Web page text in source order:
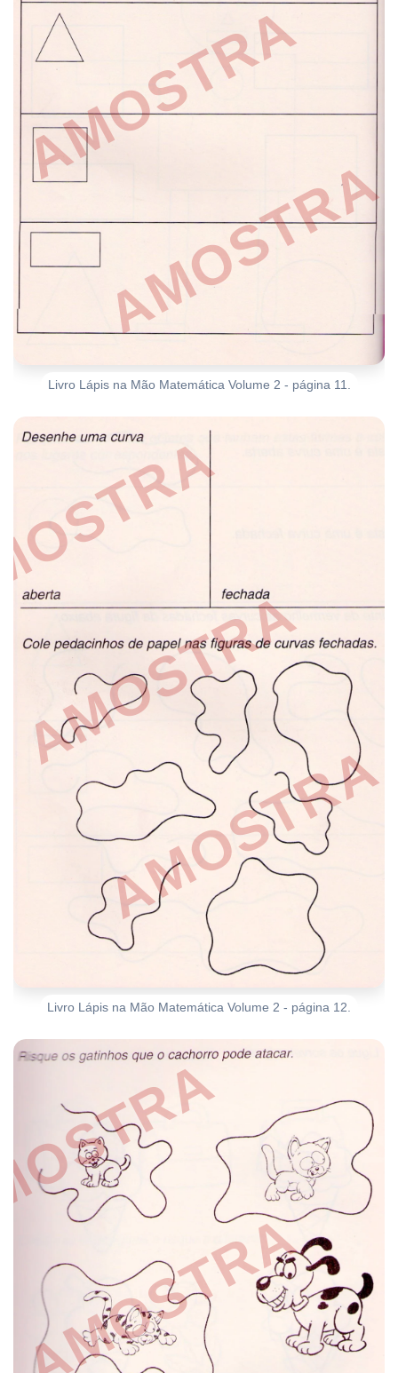
Livro Lápis na Mão Matemática Volume 2 - página 11.
Livro Lápis na Mão Matemática Volume 2 - página 12.